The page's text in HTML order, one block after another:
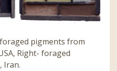
pigments from
Right- foraged
Iran.